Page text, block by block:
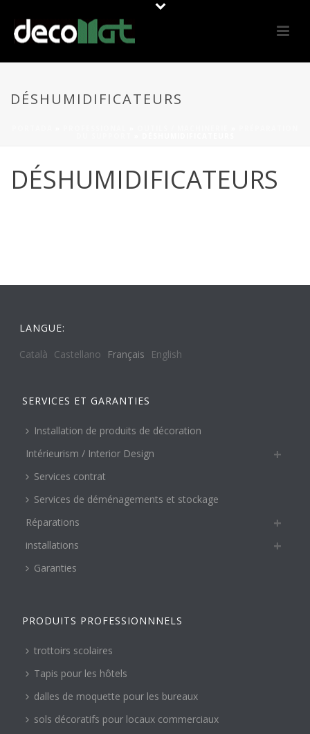
DÉSHUMIDIFICATEURS
DÉSHUMIDIFICATEURS
LANGUE:
Català Castellano Français English
SERVICES ET GARANTIES
Installation de produits de décoration
Intérieurism / Interior Design
Services contrat
Services de déménagements et stockage
Réparations
installations
Garanties
PRODUITS PROFESSIONNNELS
trottoirs scolaires
Tapis pour les hôtels
dalles de moquette pour les bureaux
sols décoratifs pour locaux commerciaux